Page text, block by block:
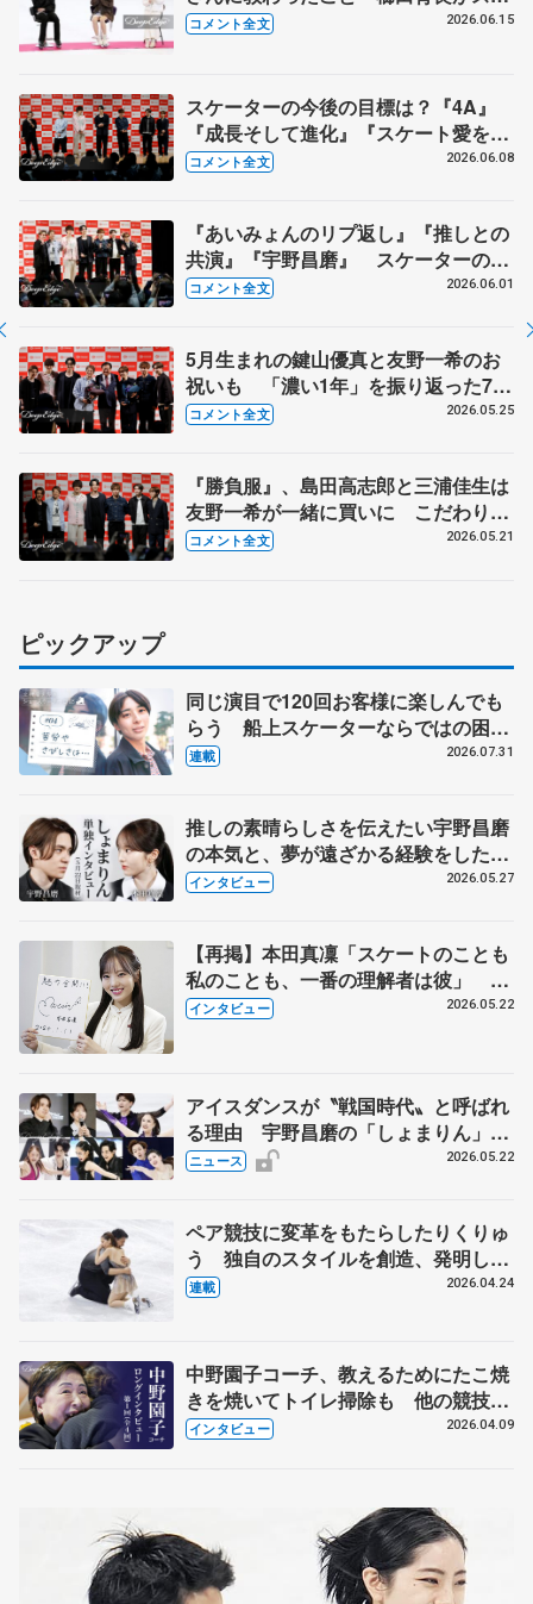
ートを離れようと思った時 【イヨテ
コメント全文 2026.06.15
スケーターの今後の目標は？『4A』
『成長そして進化』『スケート愛を深
める』 真剣勝負のゲームコーナーも
コメント全文 2026.06.08
『あいみょんのリプ返し』『推しとの
共演』『宇野昌磨』 スケーターの三
大ニュースは？【コラントッテ・トー
コメント全文 2026.06.01
5月生まれの鍵山優真と友野一希のお
祝いも 「濃い1年」を振り返った7人
【コラントッテ・トークイベント②】
コメント全文 2026.05.25
『勝負服』、島田高志郎と三浦佳生は
友野一希が一緒に買いに こだわりが
ないのは…【コラントッテ・トークイ
コメント全文 2026.05.21
ピックアップ
同じ演目で120回お客様に楽しんでも
らう 船上スケーターならではの困難
とは 影響あったPIW前キャプテン松
連載 2026.07.31
推しの素晴らしさを伝えたい宇野昌磨
の本気と、夢が遠ざかる経験をした本
田真凜の覚悟
インタビュー 2026.05.27
【再掲】本田真凜「スケートのことも
私のことも、一番の理解者は彼」 引
退時の単独インタビューで語った競技
インタビュー 2026.05.22
アイスダンスが〝戦国時代〟と呼ばれ
る理由 宇野昌磨の「しょまりん」ら
実力者が相次いで参戦 国内の競争激
ニュース 2026.05.22
ペア競技に変革をもたらしたりくりゅ
う 独自のスタイルを創造、発明した
【引退発表後②】
連載 2026.04.24
中野園子コーチ、教えるためにたこ焼
きを焼いてトイレ掃除も 他の競技に
も通用するという坂本花織の筋肉
インタビュー 2026.04.09